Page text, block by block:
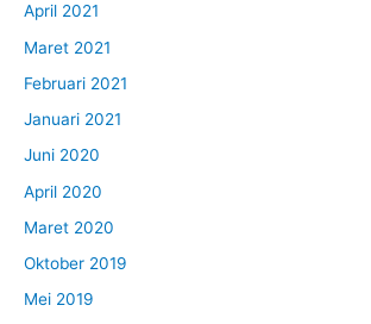
April 2021
Maret 2021
Februari 2021
Januari 2021
Juni 2020
April 2020
Maret 2020
Oktober 2019
Mei 2019